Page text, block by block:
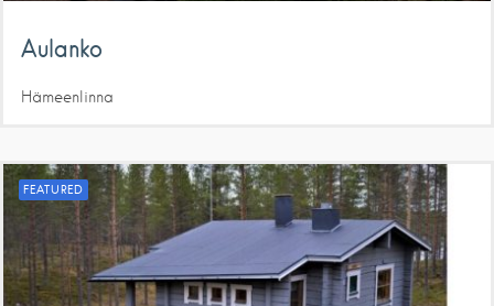
Aulanko
Hämeenlinna
FEATURED